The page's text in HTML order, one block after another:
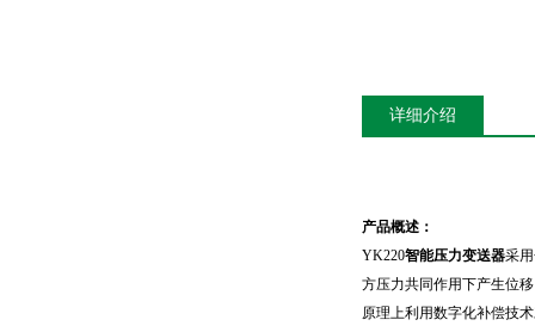
详细介绍
产品概述：
YK220智能压力变送器采
方压力共同作用下产生位
原理上利用数字化补偿技